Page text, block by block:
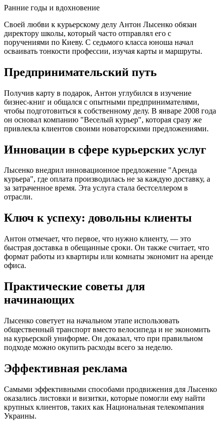
Ранние годы и вдохновение
Своей любви к курьерскому делу Антон Лысенко обязан
директору школы, который часто отправлял его с
поручениями по Киеву. С седьмого класса юноша начал
осваивать тонкости профессии, изучая карты и маршруты.
Предпринимательский путь
Получив карту в подарок, Антон углубился в изучение
бизнес-книг и общался с опытными предпринимателями,
чтобы подготовиться к собственному делу. В январе 2008 года
он основал компанию "Веселый курьер", которая сразу же
привлекла клиентов своими новаторскими предложениями.
Инновации в сфере курьерских услуг
Лысенко внедрил инновационное предложение "Аренда
курьера", где оплата производилась не за каждую доставку, а
за затраченное время. Эта услуга стала бестселлером в
отрасли.
Ключ к успеху: довольны клиенты
Антон отмечает, что первое, что нужно клиенту, — это
быстрая доставка в обещанные сроки. Он также считает, что
формат работы из квартиры или комнаты экономит на аренде
офиса.
Практические советы для
начинающих
Лысенко советует на начальном этапе использовать
общественный транспорт вместо велосипеда и не экономить
на курьерской униформе. Он доказал, что при правильном
подходе можно окупить расходы всего за неделю.
Эффективная реклама
Самыми эффективными способами продвижения для Лысенко
оказались листовки и визитки, которые помогли ему найти
крупных клиентов, таких как Национальная телекомпания
Украины.